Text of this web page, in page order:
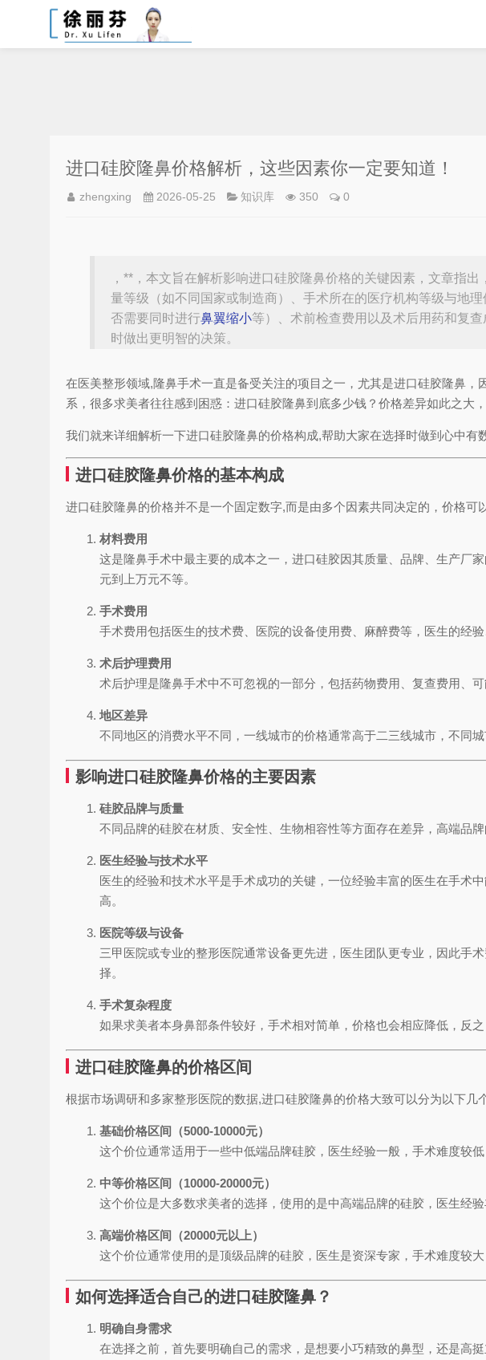
进口硅胶隆鼻价格解析，这些因素你一定要知道！
zhengxing 2026-05-25 知识库 350 0
，**，本文旨在解析影响进口硅胶隆鼻价格的关键因素，文章指
量等级（如不同国家或制造商）、手术所在的医疗机构等级与地
否需要同时进行鼻翼缩小等）、术前检查费用以及术后用药和复
时做出更明智的决策。
在医美整形领域,隆鼻手术一直是备受关注的项目之一，尤其是进口硅胶隆鼻
系，很多求美者往往感到困惑：进口硅胶隆鼻到底多少钱？价格差异如此之大
我们就来详细解析一下进口硅胶隆鼻的价格构成,帮助大家在选择时做到心中有数
进口硅胶隆鼻价格的基本构成
进口硅胶隆鼻的价格并不是一个固定数字,而是由多个因素共同决定的，价格可
材料费用
这是隆鼻手术中最主要的成本之一，进口硅胶因其质量、品牌、生产厂
元到上万元不等。
手术费用
手术费用包括医生的技术费、医院的设备使用费、麻醉费等，医生的经
术后护理费用
术后护理是隆鼻手术中不可忽视的一部分，包括药物费用、复查费用、
地区差异
不同地区的消费水平不同，一线城市的价格通常高于二三线城市，不同
影响进口硅胶隆鼻价格的主要因素
硅胶品牌与质量
不同品牌的硅胶在材质、安全性、生物相容性等方面存在差异，高端品
医生经验与技术水平
医生的经验和技术水平是手术成功的关键，一位经验丰富的医生在手术
高。
医院等级与设备
三甲医院或专业的整形医院通常设备更先进，医生团队更专业，因此手
择。
手术复杂程度
如果求美者本身鼻部条件较好，手术相对简单，价格也会相应降低，反
进口硅胶隆鼻的价格区间
根据市场调研和多家整形医院的数据,进口硅胶隆鼻的价格大致可以分为以下几
基础价格区间（5000-10000元）
这个价位通常适用于一些中低端品牌硅胶，医生经验一般，手术难度较
中等价格区间（10000-20000元）
这个价位是大多数求美者的选择，使用的是中高端品牌的硅胶，医生经
高端价格区间（20000元以上）
这个价位通常使用的是顶级品牌的硅胶，医生是资深专家，手术难度较
如何选择适合自己的进口硅胶隆鼻？
明确自身需求
在选择之前，首先要明确自己的需求，是想要小巧精致的鼻型，还是高